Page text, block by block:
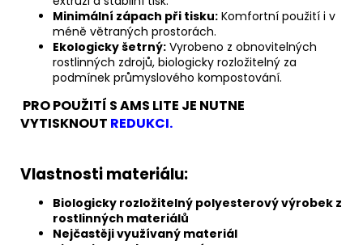
Minimální zápach při tisku: Komfortní použití i v
méně větraných prostorách.
Ekologicky šetrný: Vyrobeno z obnovitelných
rostlinných zdrojů, biologicky rozložitelný za
podmínek průmyslového kompostování.
PRO POUŽITÍ S AMS LITE JE NUTNE
VYTISKNOUT REDUKCI.
Vlastnosti materiálu:
Biologicky rozložitelný polyesterový výrobek z
rostlinných materiálů
Nejčastěji využívaný materiál